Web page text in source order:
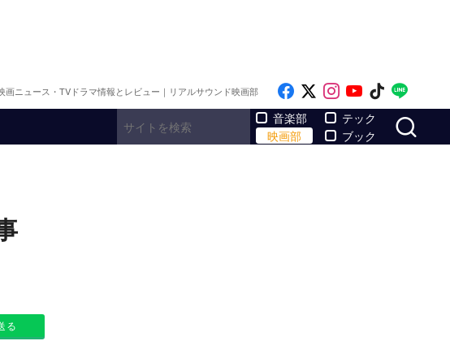
画ニュース・TVドラマ情報とレビュー｜リアルサウンド映画部 Like on Facebook
Follow on x
Follow on
Follow on
Follow
音楽部
映画部
テック
ブック
る